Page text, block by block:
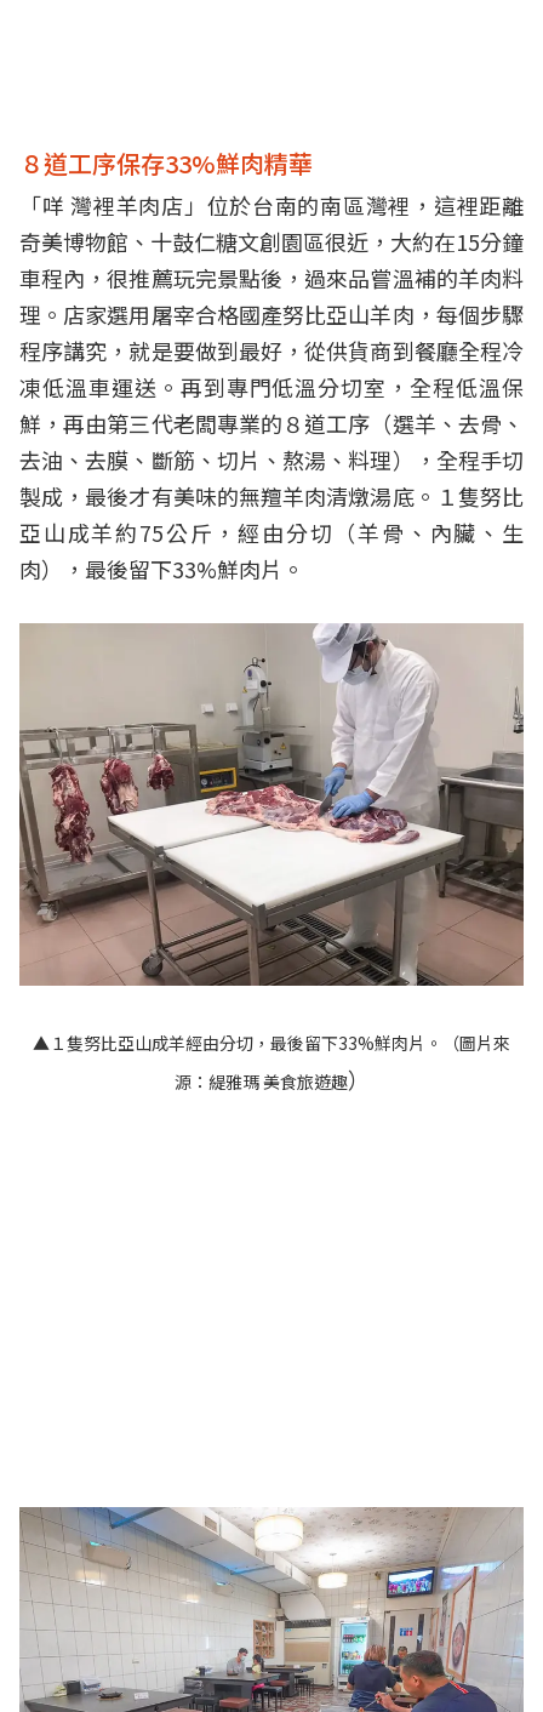
８道工序保存33%鮮肉精華
「咩 灣裡羊肉店」位於台南的南區灣裡，這裡距離
奇美博物館、十鼓仁糖文創園區很近，大約在15分鐘
車程內，很推薦玩完景點後，過來品嘗溫補的羊肉料
理。店家選用屠宰合格國產努比亞山羊肉，每個步驟
程序講究，就是要做到最好，從供貨商到餐廳全程冷
凍低溫車運送。再到專門低溫分切室，全程低溫保
鮮，再由第三代老闆專業的８道工序（選羊、去骨、
去油、去膜、斷筋、切片、熬湯、料理），全程手切
製成，最後才有美味的無羶羊肉清燉湯底。１隻努比
亞山成羊約75公斤，經由分切（羊骨、內臟、生
肉），最後留下33%鮮肉片。
▲１隻努比亞山成羊經由分切，最後留下33%鮮肉片。（圖片來
源： 緹雅瑪 美食旅遊趣）